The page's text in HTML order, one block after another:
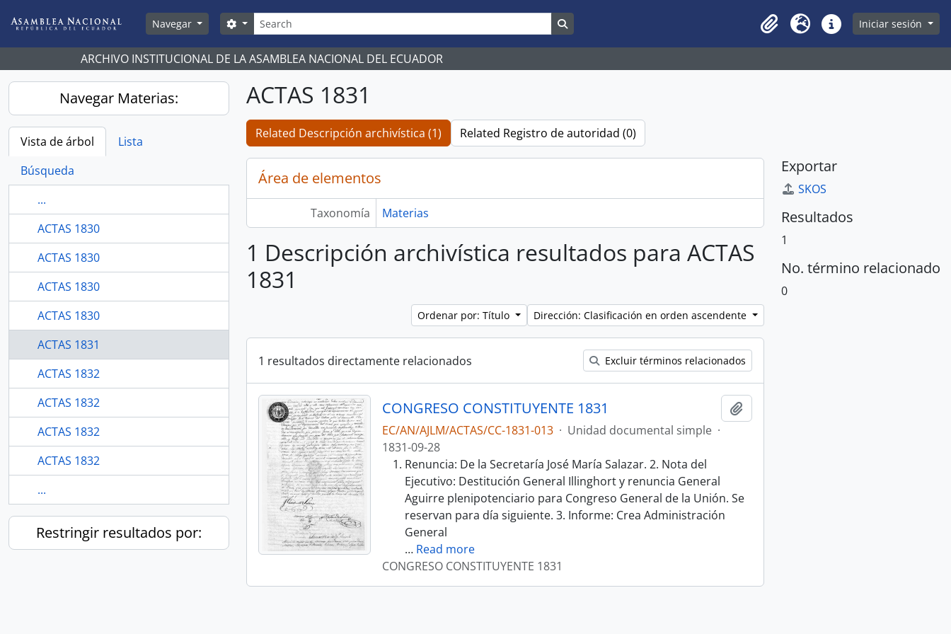
Navegar
Búsqueda
Search options
Clipboard
Idioma Enlaces rápidos
Iniciar sesión
ARCHIVO INSTITUCIONAL DE LA ASAMBLEA NACIONAL DEL ECUADOR
Navegar Materias:
Vista de árbol
Lista
Búsqueda
...
ACTAS 1830
ACTAS 1830
ACTAS 1830
ACTAS 1830
ACTAS 1831
ACTAS 1832
ACTAS 1832
ACTAS 1832
ACTAS 1832
...
Restringir resultados por:
ACTAS 1831
Related Descripción archivística (1) Related Registro de autoridad (0)
Área de elementos
Taxonomía Materias
1 Descripción archivística resultados para ACTAS
1831
Ordenar por: Título Dirección: Clasificación en orden ascendente
1 resultados directamente relacionados Excluir términos relacionados
CONGRESO CONSTITUYENTE 1831
EC/AN/AJLM/ACTAS/CC-1831-013 · Unidad documental simple ·
1831-09-28
Renuncia: De la Secretaría José María Salazar. 2. Nota del
Ejecutivo: Destitución General Illinghort y renuncia General
Aguirre plenipotenciario para Congreso General de la Unión. Se
reservan para día siguiente. 3. Informe: Crea Administración
General
… Read more
CONGRESO CONSTITUYENTE 1831
Exportar
SKOS
Resultados
1
No. término relacionado
0